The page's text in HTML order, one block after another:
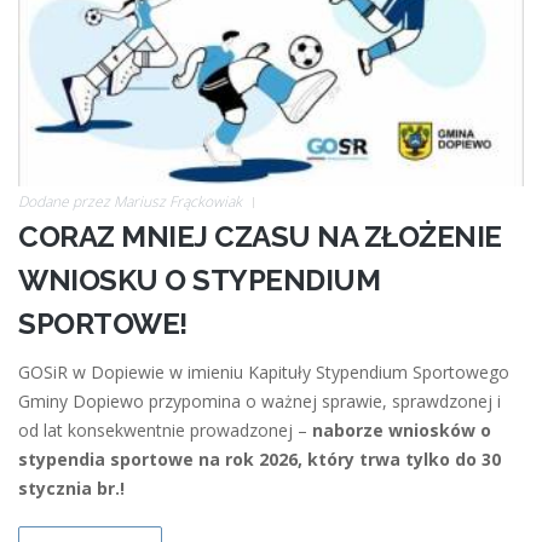
Dodane przez Mariusz Frąckowiak
CORAZ MNIEJ CZASU NA ZŁOŻENIE
WNIOSKU O STYPENDIUM
SPORTOWE!
GOSiR w Dopiewie w imieniu Kapituły Stypendium Sportowego
Gminy Dopiewo przypomina o ważnej sprawie, sprawdzonej i
od lat konsekwentnie prowadzonej – naborze wniosków o
stypendia sportowe na rok 2026, który trwa tylko do 30
stycznia br.!